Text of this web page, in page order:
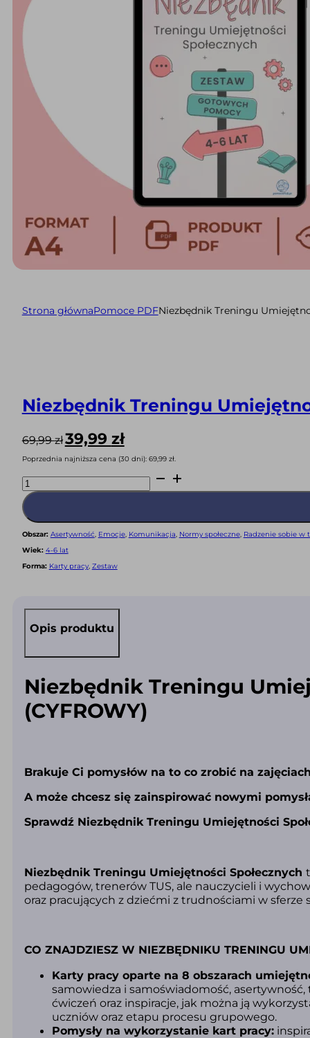
Strona głównaPomoce PDFNiezbędnik Treningu
Niezbędnik Treningu
69,99złPierwotna
cena
wynosiła:
69,99 zł.
39,99 złAktualna
cena
wynosi:
39,99 zł.
Poprzednia najniższa cena (30 dni): 69,99 zł.
Niezbędnik
Treningu
Umiejętności
Społecznych
gotowych
pomocy
4-
6
Obszar: Asertywność, Emocje, Komunikacja, Normy społeczne, Radzenie sobie w
Wiek: 4-6 lat
Forma: Karty pracy, Zestaw
Opis produktu
Niezbędnik Treningu
(CYFROWY)
Brakuje Ci pomysłów na to co zrobić na
A może chcesz się zainspirować nowymi
Sprawdź Niezbędnik Treningu Umiejętności
Niezbędnik Treningu Umiejętności Społecznych
pedagogów, trenerów TUS, ale nauczycieli i
oraz pracujących z dziećmi z trudnościami w sferze
CO ZNAJDZIESZ W NIEZBĘDNIKU TRENINGU
Karty pracy oparte na 8 obszarach
samowiedza i samoświadomość,
ćwiczeń oraz inspiracje, jak można ją
uczniów oraz etapu procesu grupowego.
Pomysły na wykorzystanie kart pracy: